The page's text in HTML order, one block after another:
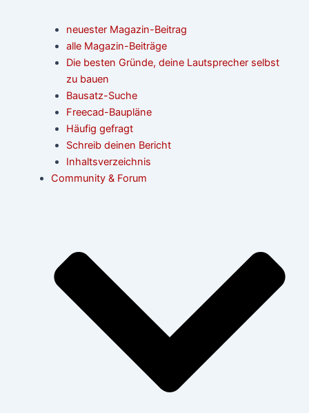
neuester Magazin-Beitrag
alle Magazin-Beiträge
Die besten Gründe, deine Lautsprecher selbst
zu bauen
Bausatz-Suche
Freecad-Baupläne
Häufig gefragt
Schreib deinen Bericht
Inhaltsverzeichnis
Community & Forum